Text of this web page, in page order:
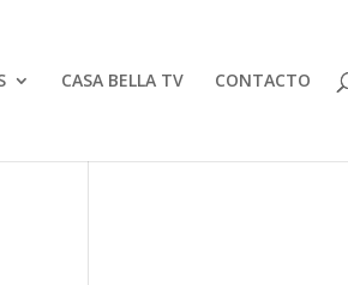
CASA BELLA TV CONTACTO